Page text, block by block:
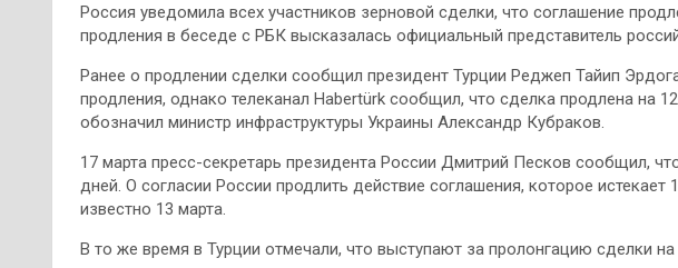
Россия уведомила всех участников зерновой сделки, что соглашение
продления в беседе с РБК высказалась официальный представитель
Ранее о продлении сделки сообщил президент Турции Реджеп Тайип
продления, однако телеканал Habertürk сообщил, что сделка продлена на
обозначил министр инфраструктуры Украины Александр Кубраков.
17 марта пресс-секретарь президента России Дмитрий Песков сообщил,
дней. О согласии России продлить действие соглашения, которое истекает
известно 13 марта.
В то же время в Турции отмечали, что выступают за пролонгацию сделки на